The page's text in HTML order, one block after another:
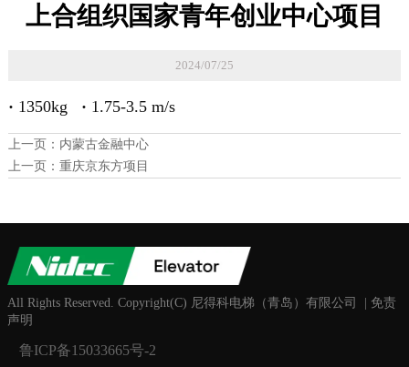
上合组织国家青年创业中心项目
2024/07/25
· 1350kg · 1.75-3.5 m/s
上一页： 内蒙古金融中心
上一页： 重庆京东方项目
All Rights Reserved. Copyright(C) 尼得科电梯（青岛）有限公司 | 免责
声明
鲁ICP备15033665号-2